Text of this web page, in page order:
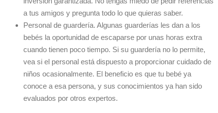
a tus amigos y pregunta todo lo que quieras saber.
Personal de guardería. Algunas guarderías les dan a los
bebés la oportunidad de escaparse por unas horas extra
cuando tienen poco tiempo. Si su guardería no lo permite,
vea si el personal está dispuesto a proporcionar cuidado de
niños ocasionalmente. El beneficio es que tu bebé ya
conoce a esa persona, y sus conocimientos ya han sido
evaluados por otros expertos.